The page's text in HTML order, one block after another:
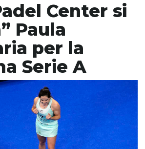
Center si
Paula
per la
Serie A